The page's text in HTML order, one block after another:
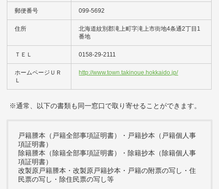
郵便番号 099-5692
住所
北海道紋別郡滝上町字滝上市街地4条通2丁目1
番地
ＴＥＬ 0158-29-2111
ホームページＵＲ
Ｌ
http://www.town.takinoue.hokkaido.jp/
※通常、以下の書類も同一窓口で取り寄せることができます。
戸籍謄本（戸籍全部事項証明書）・戸籍抄本（戸籍個人事
項証明書）
除籍謄本（除籍全部事項証明書）・除籍抄本（除籍個人事
項証明書）
改製原戸籍謄本・改製原戸籍抄本・戸籍の附票の写し・住
民票の写し・除住民票の写し等